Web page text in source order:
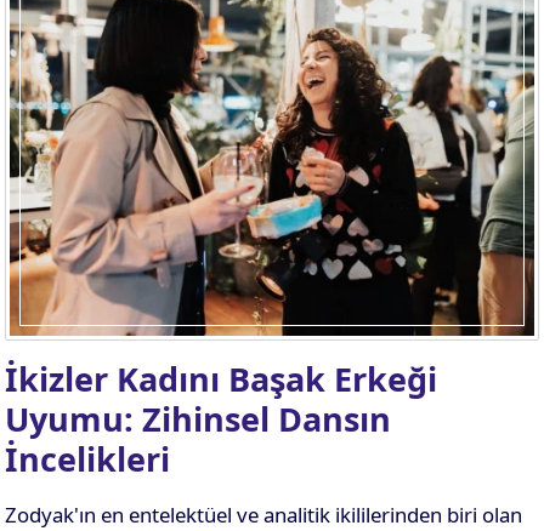
İkizler Kadını Başak Erkeği
Uyumu: Zihinsel Dansın
İncelikleri
Zodyak'ın en entelektüel ve analitik ikililerinden biri olan